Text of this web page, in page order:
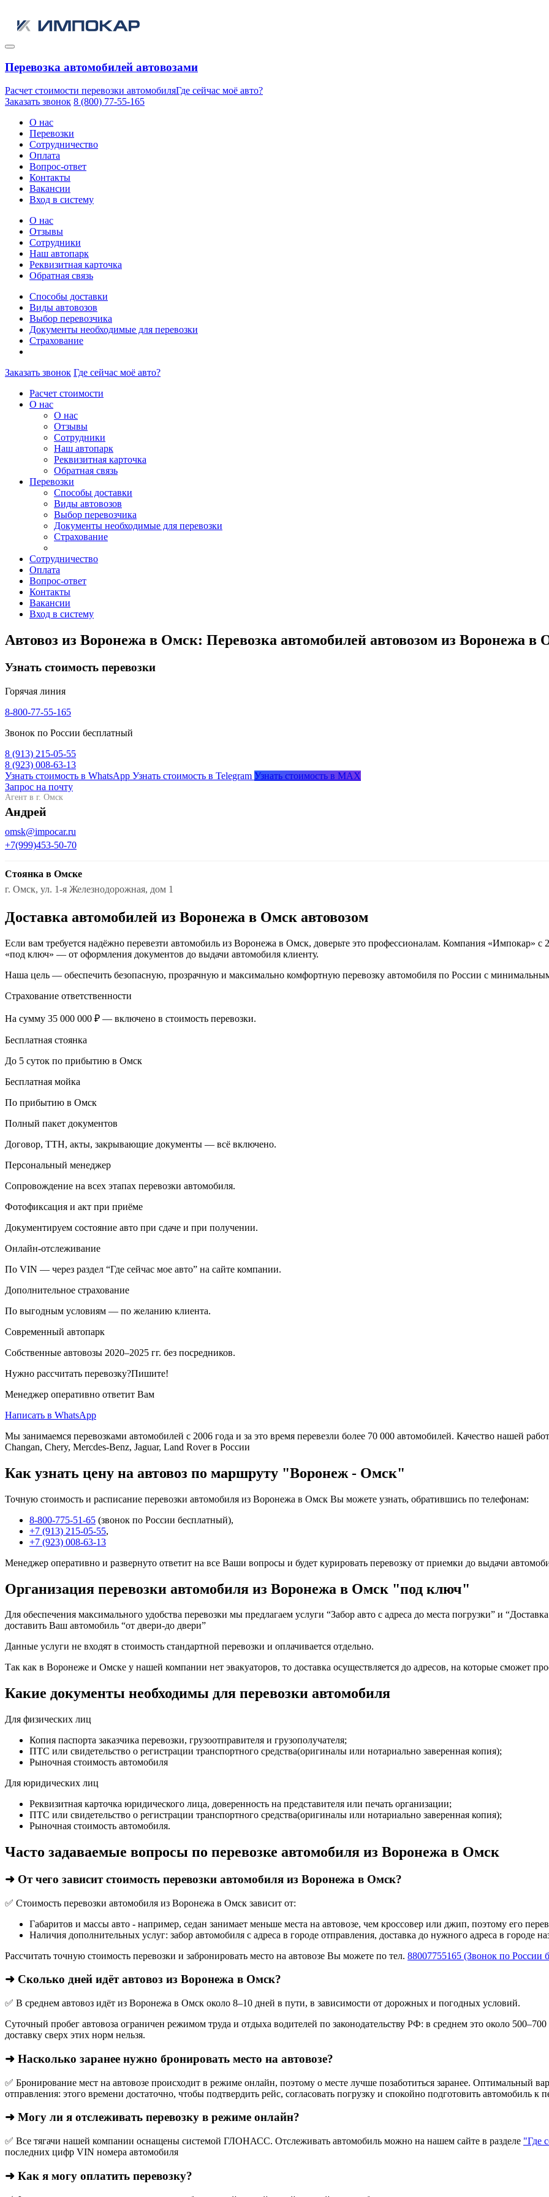
Перевозка автомобилей автовозами
Расчет стоимости перевозки автомобиляГде сейчас моё авто?
Заказать звонок 8 (800) 77-55-165
О нас
Перевозки
Сотрудничество
Оплата
Вопрос-ответ
Контакты
Вакансии
Вход в систему
О нас
Отзывы
Сотрудники
Наш автопарк
Реквизитная карточка
Обратная связь
Способы доставки
Виды автовозов
Выбор перевозчика
Документы необходимые для перевозки
Страхование
Заказать звонок Где сейчас моё авто?
Расчет стоимости
О нас
О нас
Отзывы
Сотрудники
Наш автопарк
Реквизитная карточка
Обратная связь
Перевозки
Способы доставки
Виды автовозов
Выбор перевозчика
Документы необходимые для перевозки
Страхование
Сотрудничество
Оплата
Вопрос-ответ
Контакты
Вакансии
Вход в систему
Автовоз из Воронежа в Омск: Перевозка автомобилей автовозом из Воронежа в
Узнать стоимость перевозки
Горячая линия
8-800-77-55-165
Звонок по России бесплатный
8 (913) 215-05-55
8 (923) 008-63-13
Узнать стоимость в WhatsApp Узнать стоимость в Telegram Узнать стоимость в MAX
Запрос на почту
Агент в г. Омск
Андрей
omsk@impocar.ru
+7(999)453-50-70
Стоянка в Омске
г. Омск, ул. 1-я Железнодорожная, дом 1
Доставка автомобилей из Воронежа в Омск автовозом
Если вам требуется надёжно перевезти автомобиль из Воронежа в Омск, доверьте это профессионалам. Компания «Импокар» с
«под ключ» — от оформления документов до выдачи автомобиля клиенту.
Наша цель — обеспечить безопасную, прозрачную и максимально комфортную перевозку автомобиля по России с
Страхование ответственности
На сумму 35 000 000 ₽ — включено в стоимость перевозки.
Бесплатная стоянка
До 5 суток по прибытию в Омск
Бесплатная мойка
По прибытию в Омск
Полный пакет документов
Договор, ТТН, акты, закрывающие документы — всё включено.
Персональный менеджер
Сопровождение на всех этапах перевозки автомобиля.
Фотофиксация и акт при приёме
Документируем состояние авто при сдаче и при получении.
Онлайн-отслеживание
По VIN — через раздел “Где сейчас мое авто” на сайте компании.
Дополнительное страхование
По выгодным условиям — по желанию клиента.
Современный автопарк
Собственные автовозы 2020–2025 гг. без посредников.
Нужно рассчитать перевозку?Пишите!
Менеджер оперативно ответит Вам
Написать в WhatsApp
Мы занимаемся перевозками автомобилей с 2006 года и за это время перевезли более 70 000 автомобилей. Качество нашей
Changan, Chery, Mercdes-Benz, Jaguar, Land Rover в России
Как узнать цену на автовоз по маршруту "Воронеж - Омск"
Точную стоимость и расписание перевозки автомобиля из Воронежа в Омск Вы можете узнать, обратившись по телефонам:
8-800-775-51-65 (звонок по России бесплатный),
+7 (913) 215-05-55,
+7 (923) 008-63-13
Менеджер оперативно и развернуто ответит на все Ваши вопросы и будет курировать перевозку от приемки до выдачи
Организация перевозки автомобиля из Воронежа в Омск "под ключ"
Для обеспечения максимального удобства перевозки мы предлагаем услуги “Забор авто с адреса до места погрузки” и
доставить Ваш автомобиль “от двери-до двери”
Данные услуги не входят в стоимость стандартной перевозки и оплачивается отдельно.
Так как в Воронеже и Омске у нашей компании нет эвакуаторов, то доставка осуществляется до адресов, на которые сможет
Какие документы необходимы для перевозки автомобиля
Для физических лиц
Копия паспорта заказчика перевозки, грузоотправителя и грузополучателя;
ПТС или свидетельство о регистрации транспортного средства(оригиналы или нотариально заверенная копия);
Рыночная стоимость автомобиля
Для юридических лиц
Реквизитная карточка юридического лица, доверенность на представителя или печать организации;
ПТС или свидетельство о регистрации транспортного средства(оригиналы или нотариально заверенная копия);
Рыночная стоимость автомобиля.
Часто задаваемые вопросы по перевозке автомобиля из Воронежа в Омск
➜ От чего зависит стоимость перевозки автомобиля из Воронежа в Омск?
✅ Стоимость перевозки автомобиля из Воронежа в Омск зависит от:
Габаритов и массы авто - например, седан занимает меньше места на автовозе, чем кроссовер или джип, поэтому его
Наличия дополнительных услуг: забор автомобиля с адреса в городе отправления, доставка до нужного адреса в городе
Рассчитать точную стоимость перевозки и забронировать место на автовозе Вы можете по тел. 88007755165 (Звонок по России
➜ Сколько дней идёт автовоз из Воронежа в Омск?
✅ В среднем автовоз идёт из Воронежа в Омск около 8–10 дней в пути, в зависимости от дорожных и погодных условий.
Суточный пробег автовоза ограничен режимом труда и отдыха водителей по законодательству РФ: в среднем это около
доставку сверх этих норм нельзя.
➜ Насколько заранее нужно бронировать место на автовозе?
✅ Бронирование мест на автовозе происходит в режиме онлайн, поэтому о месте лучше позаботиться заранее. Оптимальный
отправления: этого времени достаточно, чтобы подтвердить рейс, согласовать погрузку и спокойно подготовить автомобиль к
➜ Могу ли я отслеживать перевозку в режиме онлайн?
✅ Все тягачи нашей компании оснащены системой ГЛОНАСС. Отслеживать автомобиль можно на нашем сайте в разделе "Где
последних цифр VIN номера автомобиля
➜ Как я могу оплатить перевозку?